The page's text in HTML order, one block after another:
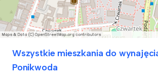
Wszystkie mieszkania do
Ponikwoda